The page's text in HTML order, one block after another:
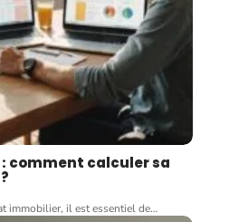
comment calculer sa
immobilier, il est essentiel de…